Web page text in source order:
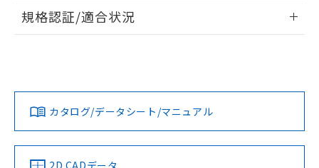
タイムチャート
A: 700mm以上、B: 480mm以上
ログイン/会員登録
ダウンロードデータをご利用いただく前に、以下を必ずお読
みください。
ソフトウェアの使用条件
EU RoHS 注意事項・凡例
対応済み
中国 RoHS 注意事項・凡例
規格認証/適合状況
LR型式承認
（イギリス
船舶規格）
DNV型式承認
（ノルウェー
BV型式承認
（フランス
KR型式
（韓国
カタログ/データシート/マニュアル
2D CADデータ